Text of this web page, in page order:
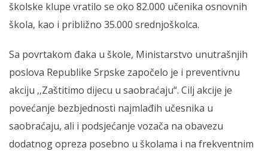
školske klupe vratilo se oko 82.000 učenika osnovnih
škola, kao i približno 35.000 srednjoškolca.
Sa povrtakom đaka u škole, Ministarstvo unutrašnjih
poslova Republike Srpske započelo je i preventivnu
akciju ‚‚Zaštitimo dijecu u saobraćaju“. Cilj akcije je
povećanje bezbjednosti najmlađih učesnika u
saobraćaju, ali i podsjećanje vozača na obavezu
dodatnog opreza posebno u školama i na frekventnim